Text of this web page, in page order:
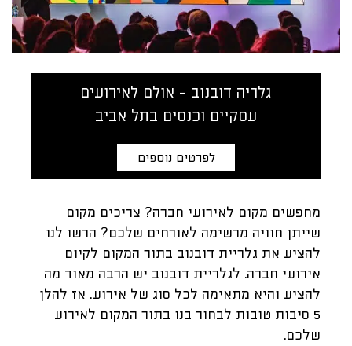
גלריה דובנוב - אולם לאירועים
עסקיים וכנסים בתל אביב
לפרטים נוספים
מחפשים מקום לאירועי חברה? צריכים מקום
שייתן חוויה מרשימה לאורחים שלכם? הרשו לנו
להציע את גלריית דובנוב בתור המקום לקיום
אירועי חברה. לגלריית דובנוב יש הרבה מאוד מה
להציע והיא מתאימה לכל סוג של אירוע. אז להלן
5 סיבות טובות לבחור בנו בתור המקום לאירוע
שלכם.